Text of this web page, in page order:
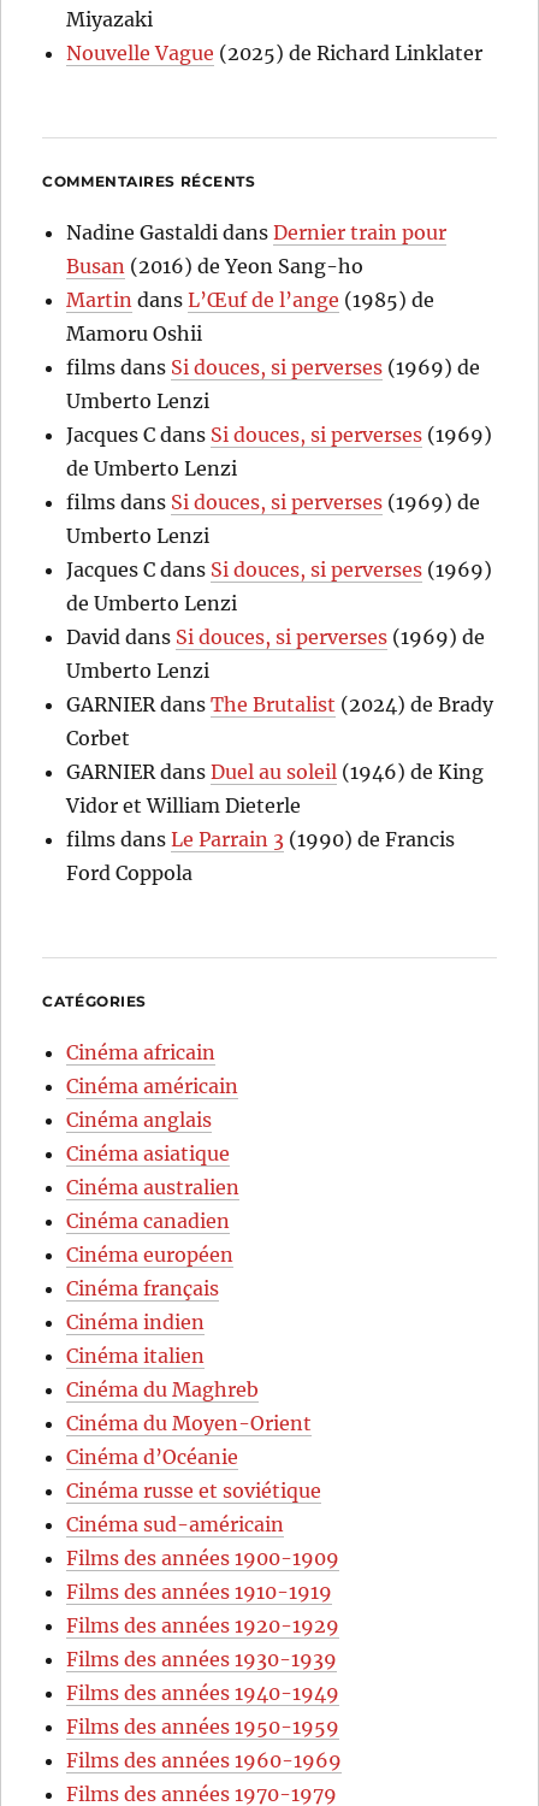
Miyazaki
Nouvelle Vague (2025) de Richard Linklater
COMMENTAIRES RÉCENTS
Nadine Gastaldi dansDernier train pour
Busan (2016) de Yeon Sang-ho
Martin dansL’Œuf de l’ange (1985) de
Mamoru Oshii
films dans Si douces, si perverses (1969) de
Umberto Lenzi
Jacques C dans Si douces, si perverses (1969)
de Umberto Lenzi
films dans Si douces, si perverses (1969) de
Umberto Lenzi
Jacques C dans Si douces, si perverses (1969)
de Umberto Lenzi
David dans Si douces, si perverses (1969) de
Umberto Lenzi
GARNIERdansThe Brutalist (2024) de Brady
Corbet
GARNIERdansDuel au soleil (1946) de King
Vidor et William Dieterle
films dansLe Parrain 3 (1990) de Francis
Ford Coppola
CATÉGORIES
Cinéma africain
Cinéma américain
Cinéma anglais
Cinéma asiatique
Cinéma australien
Cinéma canadien
Cinéma européen
Cinéma français
Cinéma indien
Cinéma italien
Cinéma du Maghreb
Cinéma du Moyen-Orient
Cinéma d’Océanie
Cinéma russe et soviétique
Cinéma sud-américain
Films des années 1900-1909
Films des années 1910-1919
Films des années 1920-1929
Films des années 1930-1939
Films des années 1940-1949
Films des années 1950-1959
Films des années 1960-1969
Films des années 1970-1979